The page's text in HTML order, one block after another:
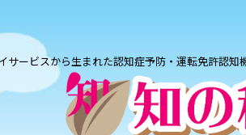
サービスから生まれた認知症予防・運転免許認知